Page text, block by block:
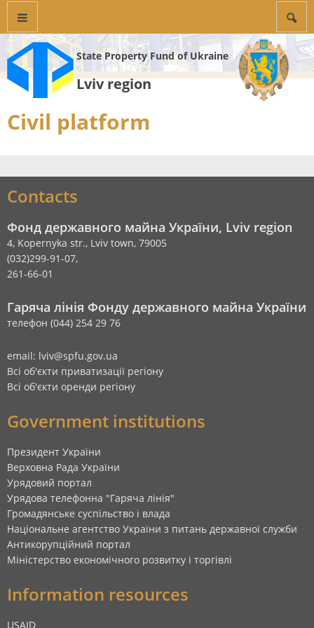
State Property Fund of Ukraine
Lviv region
Civil platform
Contacts
Фонд державного майна України, Lviv region
4, Kopernyka str., Lviv town, 79005
(032)299-91-07,
261-66-01
Гаряча лінія Фонду державного майна України
телефон (044) 254 29 76
email: lviv@spfu.gov.ua
Всі об'єкти приватизації регіону
Всі об'єкти оренди регіону
Government institutions
Президент України
Верховна Рада України
Урядовий портал
Урядова телефонна "Гаряча лінія"
Громадянське суспільство і влада
Національне агентство України з питань державної служби
Антикорупційний портал
Міністерство економічного розвитку і торгівлі
Information resources
USAID